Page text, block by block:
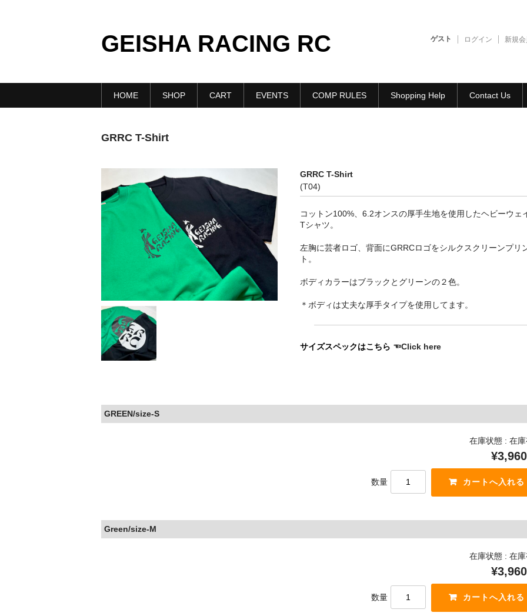
GEISHA RACING RC ゲスト ログイン 新規
HOME SHOP CART EVENTS COMP RULES Shopping Help Contact Us
GRRC T-Shirt
GRRC T-Shirt
(T04)
コットン100%、6.2オンスの厚手生地を使用したヘビーウェ
Tシャツ。
左胸に芸者ロゴ、背面にGRRCロゴをシルクスクリーンプリ
ト。
ボディカラーはブラックとグリーンの２色。
＊ボディは丈夫な厚手タイプを使用してます。
サイズスペックはこちら ☜Click here
GREEN/size-S
在庫状態 : 在庫
¥3,960
数量
Green/size-M
在庫状態 : 在庫
¥3,960
数量